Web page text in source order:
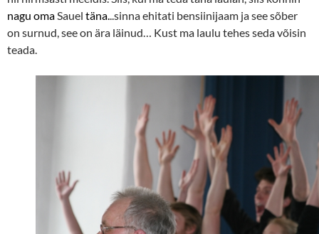
nagu omaSauel täna...sinna ehitati bensiinijaam ja see sõber
on surnud, see on ära läinud… Kust ma laulu tehes seda võisin
teada.